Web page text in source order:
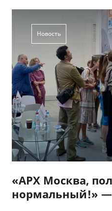
Новость
«АРХ Москва,
нормальный!»